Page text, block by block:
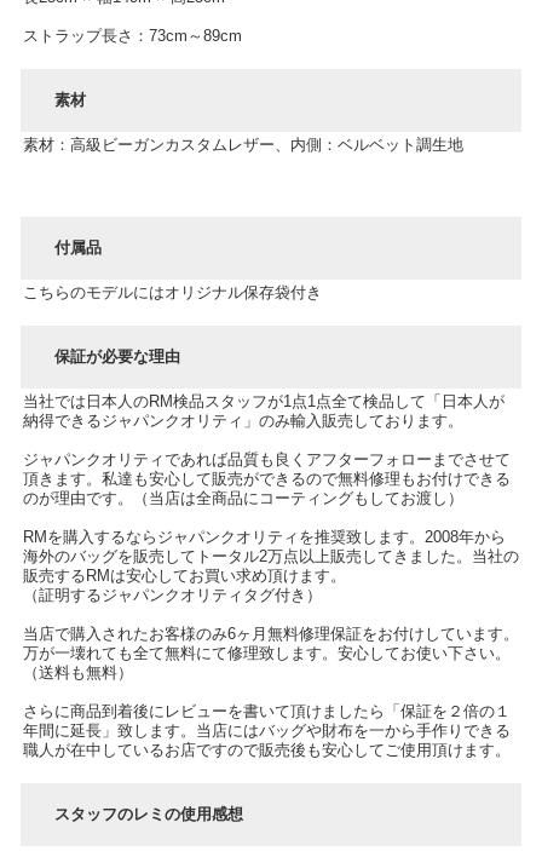
ストラップ長さ：73cm～89cm
素材
素材：高級ビーガンカスタムレザー、内側：ベルベット調生地
付属品
こちらのモデルにはオリジナル保存袋付き
保証が必要な理由
当社では日本人のRM検品スタッフが1点1点全て検品して「日本人が
納得できるジャパンクオリティ」のみ輸入販売しております。
ジャパンクオリティであれば品質も良くアフターフォローまでさせて
頂きます。私達も安心して販売ができるので無料修理もお付けできる
のが理由です。（当店は全商品にコーティングもしてお渡し）
RMを購入するならジャパンクオリティを推奨致します。2008年から
海外のバッグを販売してトータル2万点以上販売してきました。当社の
販売するRMは安心してお買い求め頂けます。
（証明するジャパンクオリティタグ付き）
当店で購入されたお客様のみ6ヶ月無料修理保証をお付けしています。
万が一壊れても全て無料にて修理致します。安心してお使い下さい。
（送料も無料）
さらに商品到着後にレビューを書いて頂けましたら「保証を２倍の１
年間に延長」致します。当店にはバッグや財布を一から手作りできる
職人が在中しているお店ですので販売後も安心してご使用頂けます。
スタッフのレミの使用感想